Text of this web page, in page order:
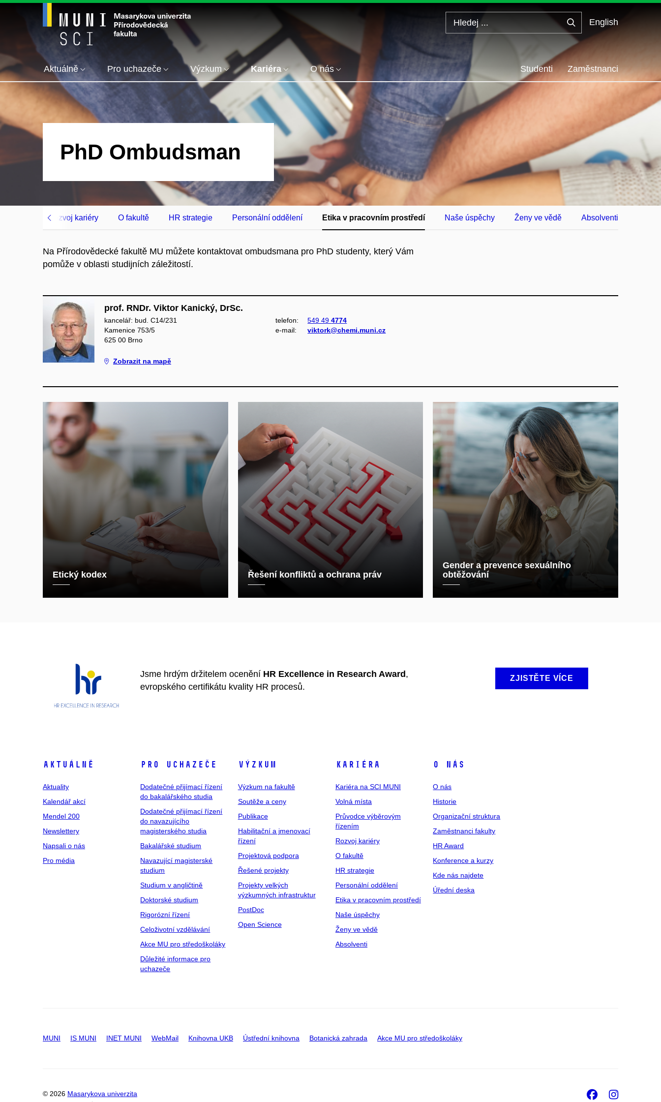
...
English
Aktuálně Pro uchazeče Výzkum Kariéra O nás Studenti Zaměstnanci
PhD Ombudsman
Rozvoj kariéry O fakultě HR strategie Personální oddělení Etika v pracovním prostředí Naše úspěchy Ženy ve vědě Absolventi
Na Přírodovědecké fakultě MU můžete kontaktovat ombudsmana pro PhD studenty, který Vám
pomůže v oblasti studijních záležitostí.
prof. RNDr. Viktor Kanický, DrSc.
kancelář: bud. C14/231
Kamenice 753/5
625 00 Brno
Zobrazit na mapě
telefon: 549 494774
e‑mail:
viktork@chemi.muni.cz
Etický kodex Řešení konfliktů a ochrana práv
Gender a prevence sexuálního
obtěžování
Jsme hrdým držitelem ocenění HR Excellence in Research Award ,
evropského certifikátu kvality HR procesů.
ZJISTĚTE VÍCE
Aktuálně
Aktuality
Kalendář akcí
Mendel 200
Newslettery
Napsali o nás
Pro média
Pro uchazeče
Dodatečné přijímací řízení
do bakalářského studia
Dodatečné přijímací řízení
do navazujícího
magisterského studia
Bakalářské studium
Navazující magisterské
studium
Studium v angličtině
Doktorské studium
Rigorózní řízení
Celoživotní vzdělávání
Akce MU pro středoškoláky
Důležité informace pro
uchazeče
Výzkum
Výzkum na fakultě
Soutěže a ceny
Publikace
Habilitační a jmenovací
řízení
Projektová podpora
Řešené projekty
Projekty velkých
výzkumných infrastruktur
PostDoc
Open Science
Kariéra
Kariéra na SCI MUNI
Volná místa
Průvodce výběrovým
řízením
Rozvoj kariéry
O fakultě
HR strategie
Personální oddělení
Etika v pracovním prostředí
Naše úspěchy
Ženy ve vědě
Absolventi
O nás
O nás
Historie
Organizační struktura
Zaměstnanci fakulty
HR Award
Konference a kurzy
Kde nás najdete
Úřední deska
MUNI IS MUNI INET MUNI WebMail Knihovna UKB Ústřední knihovna Botanická zahrada Akce MU pro středoškoláky
© 2026 Masarykova univerzita Facebook